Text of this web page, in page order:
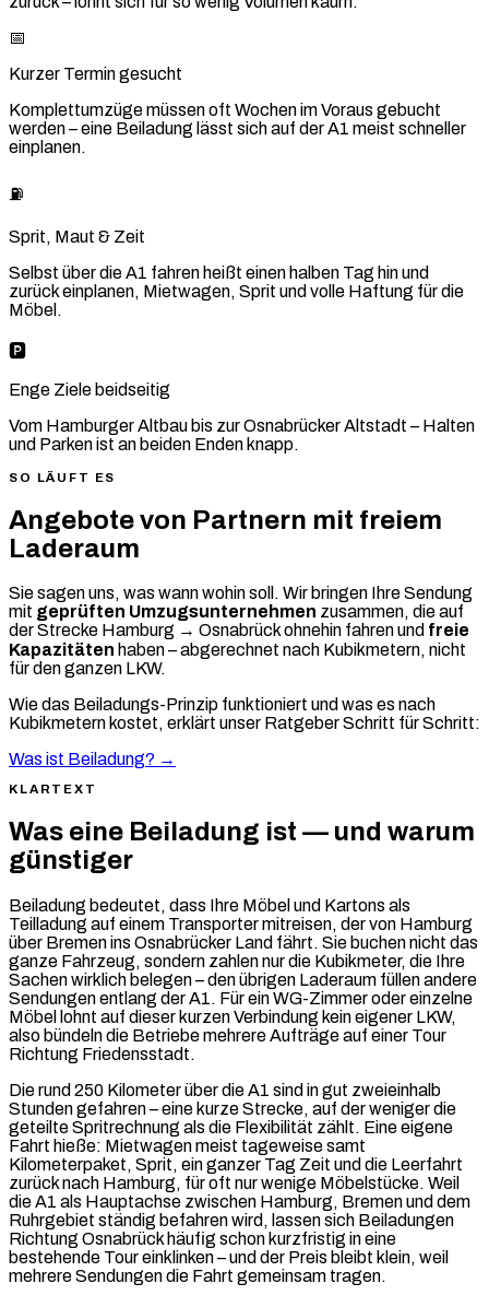
📅
Kurzer Termin gesucht
Komplettumzüge müssen oft Wochen im Voraus gebucht
werden – eine Beiladung lässt sich auf der A1 meist schneller
einplanen.
⛽
Sprit, Maut & Zeit
Selbst über die A1 fahren heißt einen halben Tag hin und
zurück einplanen, Mietwagen, Sprit und volle Haftung für die
Möbel.
🅿️
Enge Ziele beidseitig
Vom Hamburger Altbau bis zur Osnabrücker Altstadt – Halten
und Parken ist an beiden Enden knapp.
SO LÄUFT ES
Angebote von Partnern mit freiem
Laderaum
Sie sagen uns, was wann wohin soll. Wir bringen Ihre Sendung
mit geprüften Umzugsunternehmen zusammen, die auf
der Strecke Hamburg → Osnabrück ohnehin fahren und freie
Kapazitäten haben – abgerechnet nach Kubikmetern, nicht
für den ganzen LKW.
Wie das Beiladungs-Prinzip funktioniert und was es nach
Kubikmetern kostet, erklärt unser Ratgeber Schritt für Schritt:
Was ist Beiladung? →
KLARTEXT
Was eine Beiladung ist — und warum
günstiger
Beiladung bedeutet, dass Ihre Möbel und Kartons als
Teilladung auf einem Transporter mitreisen, der von Hamburg
über Bremen ins Osnabrücker Land fährt. Sie buchen nicht das
ganze Fahrzeug, sondern zahlen nur die Kubikmeter, die Ihre
Sachen wirklich belegen – den übrigen Laderaum füllen andere
Sendungen entlang der A1. Für ein WG-Zimmer oder einzelne
Möbel lohnt auf dieser kurzen Verbindung kein eigener LKW,
also bündeln die Betriebe mehrere Aufträge auf einer Tour
Richtung Friedensstadt.
Die rund 250 Kilometer über die A1 sind in gut zweieinhalb
Stunden gefahren – eine kurze Strecke, auf der weniger die
geteilte Spritrechnung als die Flexibilität zählt. Eine eigene
Fahrt hieße: Mietwagen meist tageweise samt
Kilometerpaket, Sprit, ein ganzer Tag Zeit und die Leerfahrt
zurück nach Hamburg, für oft nur wenige Möbelstücke. Weil
die A1 als Hauptachse zwischen Hamburg, Bremen und dem
Ruhrgebiet ständig befahren wird, lassen sich Beiladungen
Richtung Osnabrück häufig schon kurzfristig in eine
bestehende Tour einklinken – und der Preis bleibt klein, weil
mehrere Sendungen die Fahrt gemeinsam tragen.